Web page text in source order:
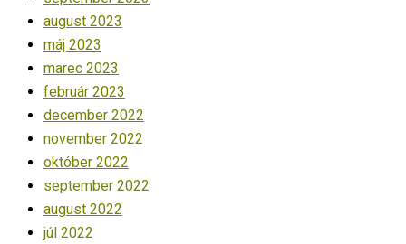
august 2023
máj 2023
marec 2023
február 2023
december 2022
november 2022
október 2022
september 2022
august 2022
júl 2022